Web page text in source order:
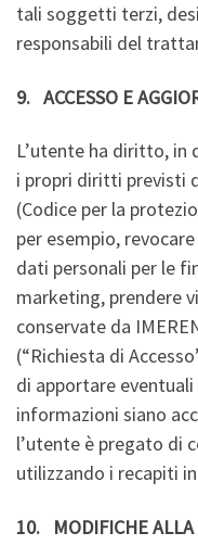
tali soggetti terzi,
responsabili del
9. ACCESSO E
L’utente ha diritto, in
i propri diritti previsti
(Codice per la
per esempio,
dati personali per le
marketing, prendere
conservate da
(“Richiesta di
di apportare
informazioni siano
l’utente è pregato di
utilizzando i recapiti
10. MODIFICHE ALLA